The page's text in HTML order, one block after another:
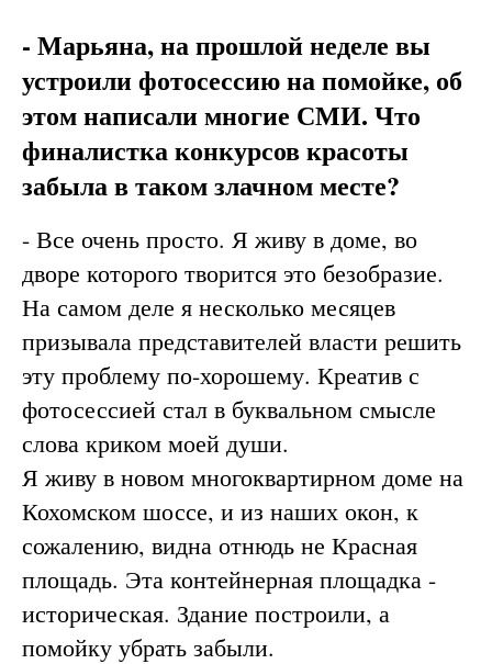
- Марьяна, на прошлой неделе вы
устроили фотосессию на помойке, об
этом написали многие СМИ. Что
финалистка конкурсов красоты
забыла в таком злачном месте?
- Все очень просто. Я живу в доме, во
дворе которого творится это безобразие.
На самом деле я несколько месяцев
призывала представителей власти решить
эту проблему по-хорошему. Креатив с
фотосессией стал в буквальном смысле
слова криком моей души.
Я живу в новом многоквартирном доме на
Кохомском шоссе, и из наших окон, к
сожалению, видна отнюдь не Красная
площадь. Эта контейнерная площадка -
историческая. Здание построили, а
помойку убрать забыли.